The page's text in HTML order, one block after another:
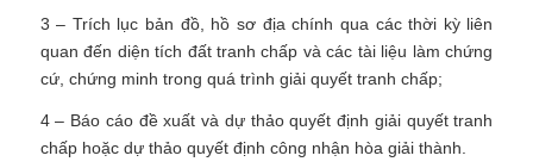
3 – Trích lục bản đồ, hồ sơ địa chính qua các thời kỳ liên
quan đến diện tích đất tranh chấp và các tài liệu làm chứng
cứ, chứng minh trong quá trình giải quyết tranh chấp;
4 – Báo cáo đề xuất và dự thảo quyết định giải quyết tranh
chấp hoặc dự thảo quyết định công nhận hòa giải thành.